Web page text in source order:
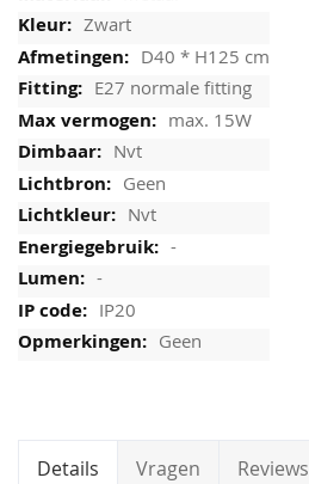
Zwart
D40 * H125 cm
E27 normale fitting
max. 15W
Nvt
Geen
Nvt
-
-
IP20
Geen
Details Vragen Reviews